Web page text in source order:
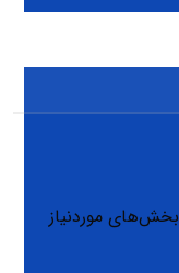
بخش‌های موردنیاز